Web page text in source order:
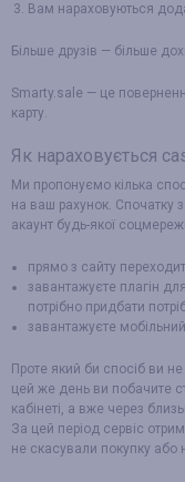
Вам нараховуються
Більше друзів — більше
Smarty.sale — це
карту.
Як нараховується
Ми пропонуємо кілька
на ваш рахунок. Спочатку
акаунт будь-якої
прямо з сайту
завантажуєте плагін
потрібно придбати
завантажуєте
Проте який би спосіб ви
цей же день ви побачите
кабінеті, а вже через
За цей період сервіс
не скасували покупку або